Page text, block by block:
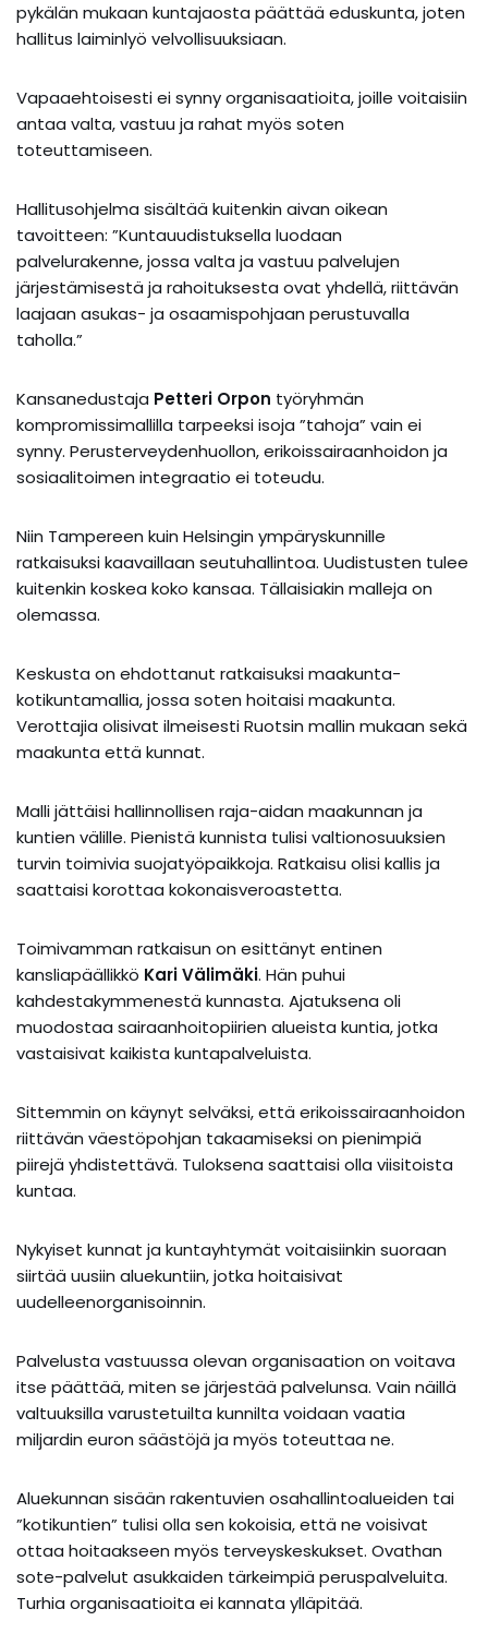
pykälän mukaan kuntajaosta päättää eduskunta, joten
hallitus laiminlyö velvollisuuksiaan.
Vapaaehtoisesti ei synny organisaatioita, joille voitaisiin
antaa valta, vastuu ja rahat myös soten
toteuttamiseen.
Hallitusohjelma sisältää kuitenkin aivan oikean
tavoitteen: ”Kuntauudistuksella luodaan
palvelurakenne, jossa valta ja vastuu palvelujen
järjestämisestä ja rahoituksesta ovat yhdellä, riittävän
laajaan asukas- ja osaamispohjaan perustuvalla
taholla.”
Kansanedustaja Petteri Orpon työryhmän
kompromissimallilla tarpeeksi isoja ”tahoja” vain ei
synny. Perusterveydenhuollon, erikoissairaanhoidon ja
sosiaalitoimen integraatio ei toteudu.
Niin Tampereen kuin Helsingin ympäryskunnille
ratkaisuksi kaavaillaan seutuhallintoa. Uudistusten tulee
kuitenkin koskea koko kansaa. Tällaisiakin malleja on
olemassa.
Keskusta on ehdottanut ratkaisuksi maakunta-
kotikuntamallia, jossa soten hoitaisi maakunta.
Verottajia olisivat ilmeisesti Ruotsin mallin mukaan sekä
maakunta että kunnat.
Malli jättäisi hallinnollisen raja-aidan maakunnan ja
kuntien välille. Pienistä kunnista tulisi valtionosuuksien
turvin toimivia suojatyöpaikkoja. Ratkaisu olisi kallis ja
saattaisi korottaa kokonaisveroastetta.
Toimivamman ratkaisun on esittänyt entinen
kansliapäällikkö Kari Välimäki. Hän puhui
kahdestakymmenestä kunnasta. Ajatuksena oli
muodostaa sairaanhoitopiirien alueista kuntia, jotka
vastaisivat kaikista kuntapalveluista.
Sittemmin on käynyt selväksi, että erikoissairaanhoidon
riittävän väestöpohjan takaamiseksi on pienimpiä
piirejä yhdistettävä. Tuloksena saattaisi olla viisitoista
kuntaa.
Nykyiset kunnat ja kuntayhtymät voitaisiinkin suoraan
siirtää uusiin aluekuntiin, jotka hoitaisivat
uudelleenorganisoinnin.
Palvelusta vastuussa olevan organisaation on voitava
itse päättää, miten se järjestää palvelunsa. Vain näillä
valtuuksilla varustetuilta kunnilta voidaan vaatia
miljardin euron säästöjä ja myös toteuttaa ne.
Aluekunnan sisään rakentuvien osahallintoalueiden tai
”kotikuntien” tulisi olla sen kokoisia, että ne voisivat
ottaa hoitaakseen myös terveyskeskukset. Ovathan
sote-palvelut asukkaiden tärkeimpiä peruspalveluita.
Turhia organisaatioita ei kannata ylläpitää.